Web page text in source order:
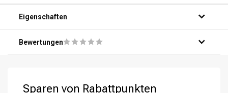
Eigenschaften
Bewertungen
Sparen von Rabattpunkten